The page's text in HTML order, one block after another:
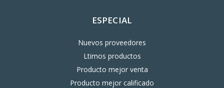
ESPECIAL
Nuevos proveedores
Ltimos productos
Producto mejor venta
Producto mejor calificado